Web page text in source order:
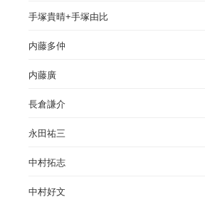
手塚貴晴+手塚由比
内藤多仲
内藤廣
長倉謙介
永田祐三
中村拓志
中村好文